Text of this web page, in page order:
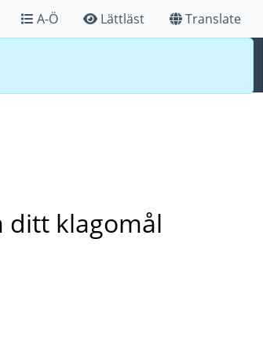
A-Ö Lättläst
Translate
ditt klagomål